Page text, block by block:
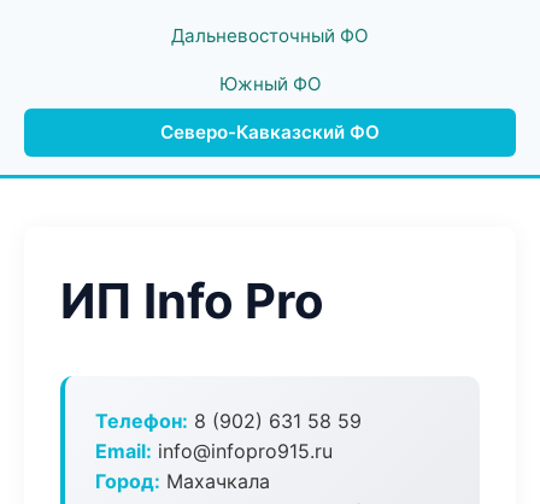
Дальневосточный ФО
Южный ФО
Северо-Кавказский ФО
ИП Info Pro
Телефон: 8 (902) 631 58 59
Email: info@infopro915.ru
Город: Махачкала